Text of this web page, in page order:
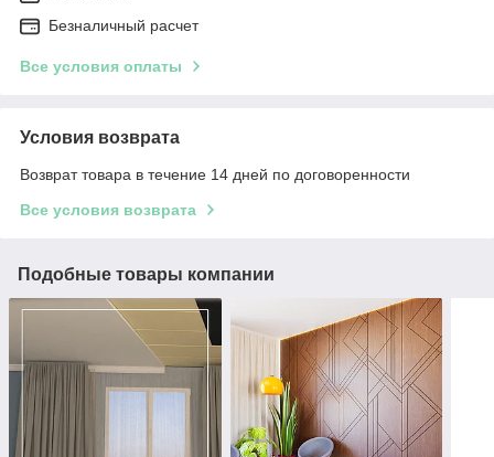
Безналичный расчет
Все условия оплаты
Условия возврата
Возврат товара в течение 14 дней по договоренности
Все условия возврата
Подобные товары компании